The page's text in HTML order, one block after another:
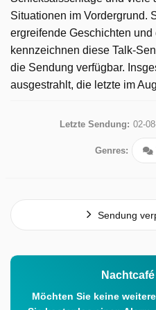
Situationen im Vordergrund.
ergreifende Geschichten
kennzeichnen diese Talk-
die Sendung verfügbar.
ausgestrahlt, die letzte im
Letzte Sendung: 02-
Genres:
Sendung
Möchten Sie keine